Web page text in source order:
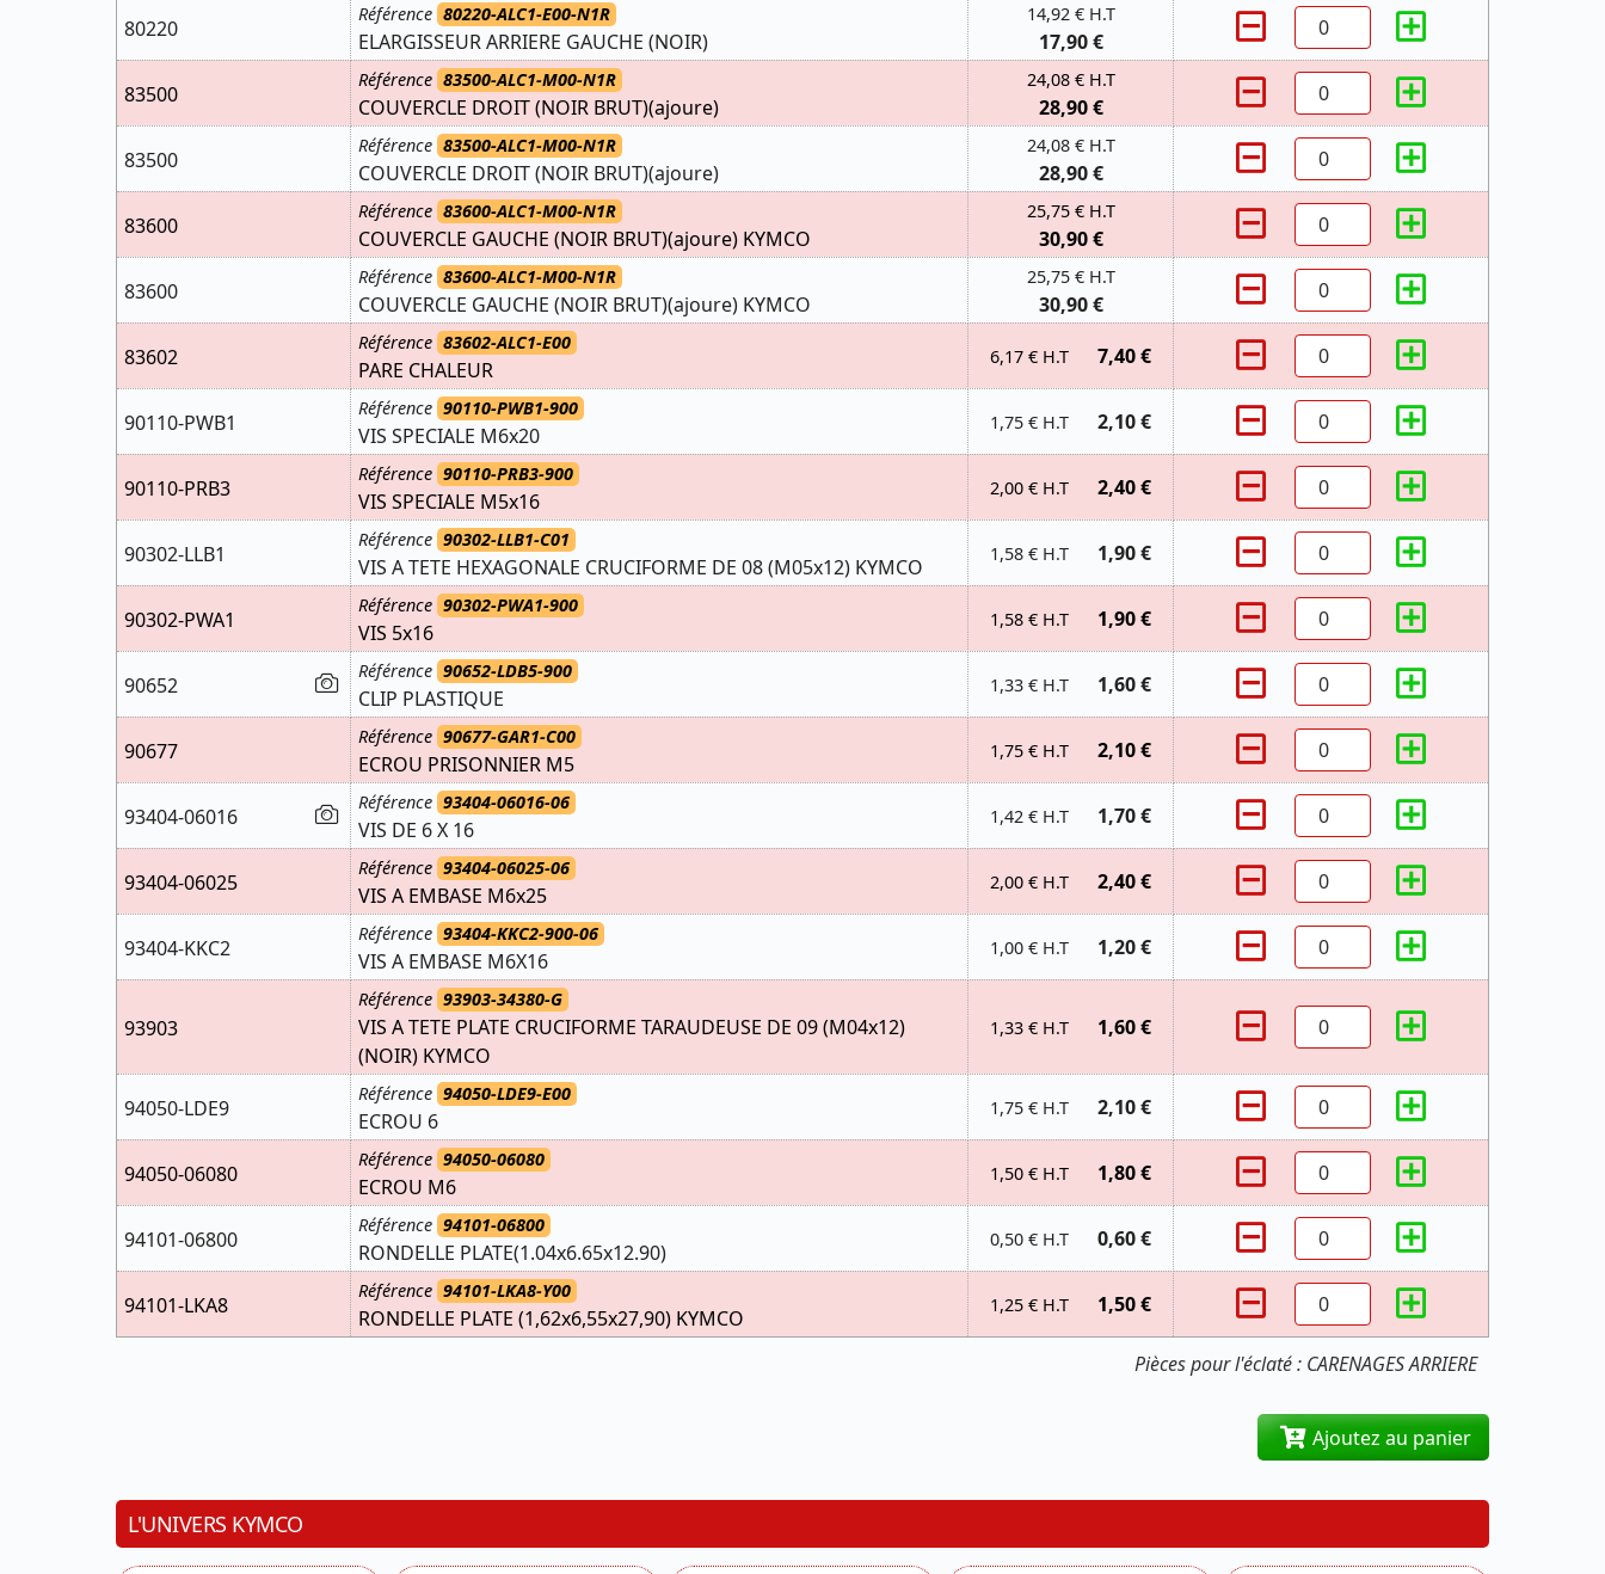
Pièces pour l'éclaté : CARENAGES ARRIERE
80220
Référence 80220-ALC1-E00-N1R
ELARGISSEUR ARRIERE GAUCHE (NOIR)
14,92 € H.T
17,90 €
83500
Référence 83500-ALC1-M00-N1R
COUVERCLE DROIT (NOIR BRUT)(ajoure)
24,08 € H.T
28,90 €
83500
Référence 83500-ALC1-M00-N1R
COUVERCLE DROIT (NOIR BRUT)(ajoure)
24,08 € H.T
28,90 €
83600
Référence 83600-ALC1-M00-N1R
COUVERCLE GAUCHE (NOIR BRUT)(ajoure) KYMCO
25,75 € H.T
30,90 €
83600
Référence 83600-ALC1-M00-N1R
COUVERCLE GAUCHE (NOIR BRUT)(ajoure) KYMCO
25,75 € H.T
30,90 €
83602
Référence 83602-ALC1-E00
PARE CHALEUR
6,17 € H.T 7,40 €
90110-PWB1
Référence 90110-PWB1-900
VIS SPECIALE M6x20
1,75 € H.T 2,10 €
90110-PRB3
Référence 90110-PRB3-900
VIS SPECIALE M5x16
2,00 € H.T 2,40 €
90302-LLB1
Référence 90302-LLB1-C01
VIS A TETE HEXAGONALE CRUCIFORME DE 08 (M05x12) KYMCO
1,58 € H.T 1,90 €
90302-PWA1
Référence 90302-PWA1-900
VIS 5x16
1,58 € H.T 1,90 €
90652
Référence 90652-LDB5-900
CLIP PLASTIQUE
1,33 € H.T 1,60 €
90677
Référence 90677-GAR1-C00
ECROU PRISONNIER M5
1,75 € H.T 2,10 €
93404-06016
Référence 93404-06016-06
VIS DE 6 X 16
1,42 € H.T 1,70 €
93404-06025
Référence 93404-06025-06
VIS A EMBASE M6x25
2,00 € H.T 2,40 €
93404-KKC2
Référence 93404-KKC2-900-06
VIS A EMBASE M6X16
1,00 € H.T 1,20 €
93903
Référence 93903-34380-G
VIS A TETE PLATE CRUCIFORME TARAUDEUSE DE 09 (M04x12)
(NOIR) KYMCO
1,33 € H.T 1,60 €
94050-LDE9
Référence 94050-LDE9-E00
ECROU 6
1,75 € H.T 2,10 €
94050-06080
Référence 94050-06080
ECROU M6
1,50 € H.T 1,80 €
94101-06800
Référence 94101-06800
RONDELLE PLATE(1.04x6.65x12.90)
0,50 € H.T 0,60 €
94101-LKA8
Référence 94101-LKA8-Y00
RONDELLE PLATE (1,62x6,55x27,90) KYMCO
1,25 € H.T 1,50 €
Ajoutez au panier
L'UNIVERS KYMCO